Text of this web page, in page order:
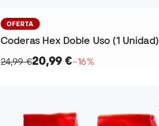
OFERTA
Coderas Hex Doble Uso (1 Unidad)
24,99 €20,99 €−16%